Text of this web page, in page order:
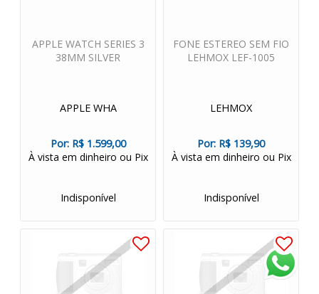
APPLE WATCH SERIES 3
38MM SILVER
APPLE WHA
Por: R$ 1.599,00
À vista em dinheiro ou Pix
Indisponível
FONE ESTEREO SEM FIO
LEHMOX LEF-1005
LEHMOX
Por: R$ 139,90
À vista em dinheiro ou Pix
Indisponível